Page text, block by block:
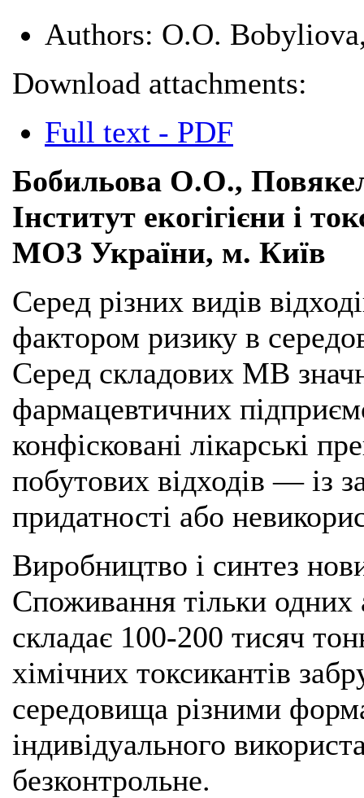
Authors: O.O.
Download attachments:
Full text - PDF
Бобильова О.О.,
Інститут екогігієни і
МОЗ України, м. Київ
Серед різних видів
фактором ризику в
Серед складових МВ
фармацевтичних
конфісковані лікарські
побутових відходів — із
придатності або
Виробництво і синтез
Споживання тільки одних
складає 100-200 тисяч
хімічних токсикантів
середовища різними
індивідуального
безконтрольне.